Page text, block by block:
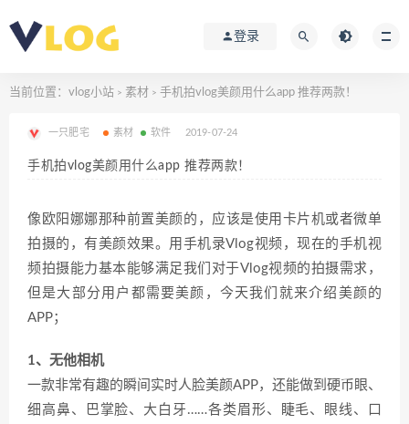
登录
当前位置： vlog小站 > 素材 > 手机拍vlog美颜用什么app 推荐两款！
一只肥宅 素材 软件 2019-07-24
手机拍vlog美颜用什么app 推荐两款！
像欧阳娜娜那种前置美颜的，应该是使用卡片机或者微单
拍摄的，有美颜效果。用手机录Vlog视频，现在的手机视
频拍摄能力基本能够满足我们对于Vlog视频的拍摄需求，
但是大部分用户都需要美颜，今天我们就来介绍美颜的
APP；
1、无他相机
一款非常有趣的瞬间实时人脸美颜APP，还能做到硬币眼、
细高鼻、巴掌脸、大白牙……各类眉形、睫毛、眼线、口